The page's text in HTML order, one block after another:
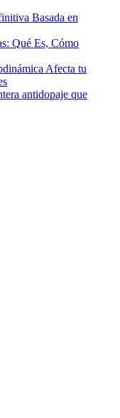
Basada en
Qué Es, Cómo
Afecta tu
antidopaje que